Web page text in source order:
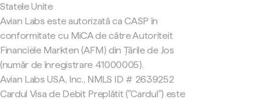
Statele Unite
Avian Labs este autorizată ca CASP în
conformitate cu MiCA de către Autoriteit
Financiële Markten (AFM) din Țările de Jos
(număr de înregistrare 41000005).
Avian Labs USA, Inc., NMLS ID # 2639252
Cardul Visa de Debit Preplătit ("Cardul") este